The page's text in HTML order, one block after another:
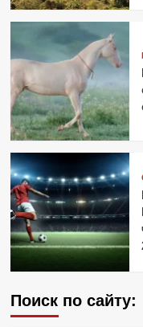
Поиск по сайту: